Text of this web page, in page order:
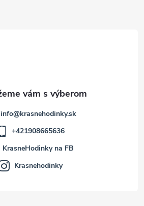
info@krasnehodinky.sk
+421908665636
KrasneHodinky na FB
Krasnehodinky